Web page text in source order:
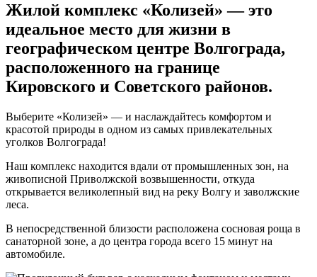
Жилой комплекс «Колизей» — это
идеальное место для жизни в
географическом центре Волгограда,
расположенного на границе
Кировского и Советского районов.
Выберите «Колизей» — и наслаждайтесь комфортом и
красотой природы в одном из самых привлекательных
уголков Волгограда!
Наш комплекс находится вдали от промышленных зон, на
живописной Приволжской возвышенности, откуда
открывается великолепный вид на реку Волгу и заволжские
леса.
В непосредственной близости расположена сосновая роща в
санаторной зоне, а до центра города всего 15 минут на
автомобиле.